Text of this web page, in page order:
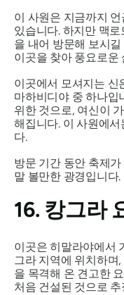
이 사원은 지금까지
있습니다. 하지만 맥
을 내어 방문해 보시
이곳을 찾아 풍요로운
이곳에서 모셔지는 신
마하비디야 중 하나입
위한 것으로, 여신이
해집니다. 이 사원에
다.
방문 기간 동안 축제
말 볼만한 광경입니다.
16. 캉그라
이곳은 히말라야에서
그라 지역에 위치하며
을 목격해 온 견고한
처음 건설된 것으로